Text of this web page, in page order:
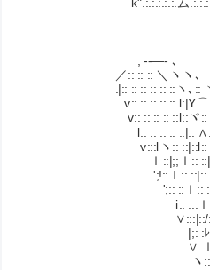
, -
／:: :: :: ＼ヽヽ
.|:: :: :: :: :: ::ヽ､
v:: :: :: :: :: l:|Y⌒ ､｀、
v:: :: :: :: ::l::ヾ:: :: |::
l:: :: :: :: ::|:: ∧:: ::l:: ::
v:::lヽ:: ::|::l:: ::
ｌ::|;;ｌ:: ::|:::!::
';!::ｌ:: ::|:: :: ::/:. :.,,
';:: ::ｌ:: :::/:. :.ヽ'´:.i
i:: :::ｌ:: /:. :. :. :. :. :.
∨:::|::/:. :. :. :. :. :. :.
|;: :ﾚiヽ､:. :. :. :. :.
∨ ｌ :: :: :: :: :: :: ::
ヽ:: :: :: :: :: :: :: ::